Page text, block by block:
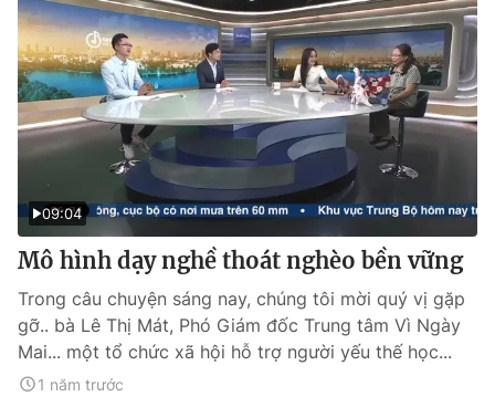
09:04
Mô hình dạy nghề thoát nghèo bền vững
Trong câu chuyện sáng nay, chúng tôi mời quý vị gặp
gỡ.. bà Lê Thị Mát, Phó Giám đốc Trung tâm Vì Ngày
Mai... một tổ chức xã hội hỗ trợ người yếu thế học...
1 năm trước